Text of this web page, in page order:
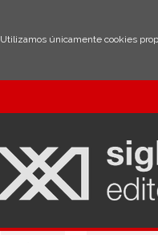
Utilizamos únicamente cookies